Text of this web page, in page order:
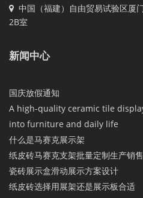
中国（福建）自由贸易试验区厦
2B室
新闻中心
国庆放假通知
A high-quality ceramic tile
into furniture and daily life
什么是马赛克展示架
纸皮砖马赛克支架批量定制生产销售
瓷砖展示盒滑动展示方案设计
纸皮砖选择用展架还是展示板合适